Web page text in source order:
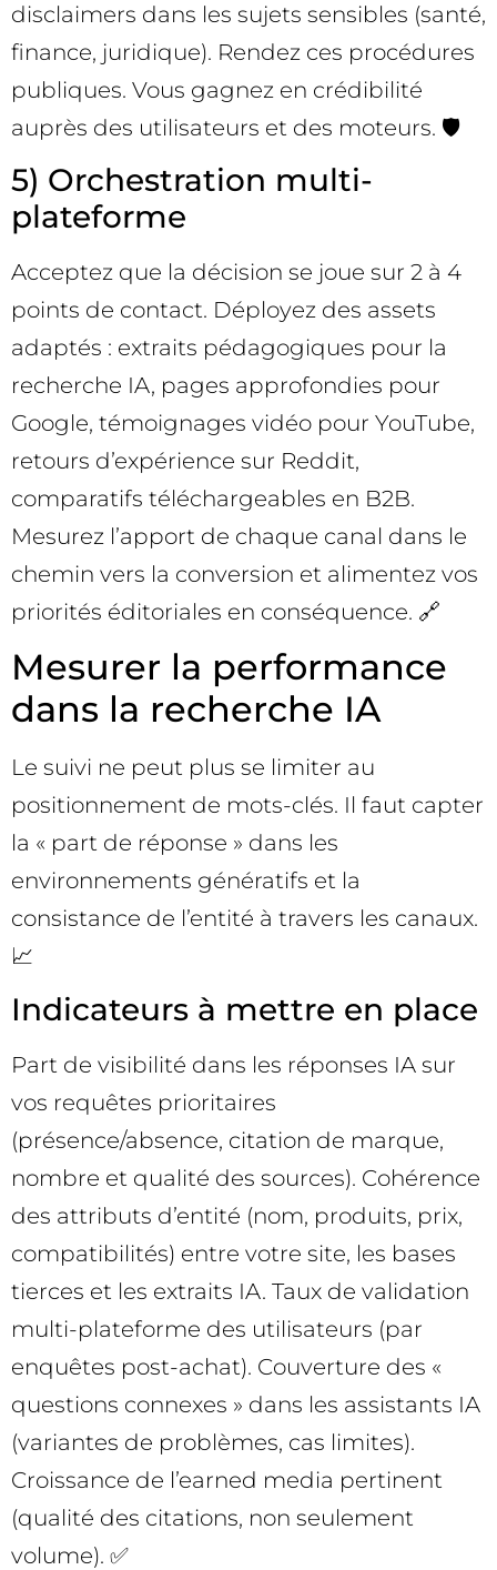
disclaimers dans les sujets sensibles (santé,
finance, juridique). Rendez ces procédures
publiques. Vous gagnez en crédibilité
auprès des utilisateurs et des moteurs. 🛡️
5) Orchestration multi-
plateforme
Acceptez que la décision se joue sur 2 à 4
points de contact. Déployez des assets
adaptés : extraits pédagogiques pour la
recherche IA, pages approfondies pour
Google, témoignages vidéo pour YouTube,
retours d’expérience sur Reddit,
comparatifs téléchargeables en B2B.
Mesurez l’apport de chaque canal dans le
chemin vers la conversion et alimentez vos
priorités éditoriales en conséquence. 🔗
Mesurer la performance
dans la recherche IA
Le suivi ne peut plus se limiter au
positionnement de mots-clés. Il faut capter
la « part de réponse » dans les
environnements génératifs et la
consistance de l’entité à travers les canaux.
📈
Indicateurs à mettre en place
Part de visibilité dans les réponses IA sur
vos requêtes prioritaires
(présence/absence, citation de marque,
nombre et qualité des sources). Cohérence
des attributs d’entité (nom, produits, prix,
compatibilités) entre votre site, les bases
tierces et les extraits IA. Taux de validation
multi-plateforme des utilisateurs (par
enquêtes post-achat). Couverture des «
questions connexes » dans les assistants IA
(variantes de problèmes, cas limites).
Croissance de l’earned media pertinent
(qualité des citations, non seulement
volume). ✅